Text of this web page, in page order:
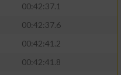
00:42:37.1
00:42:37.6
00:42:41.2
00:42:41.8